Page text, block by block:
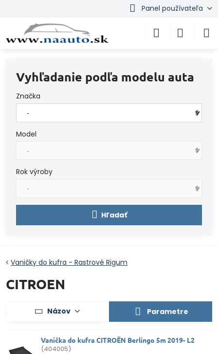
Panel používateľa
Vyhľadanie podľa modelu auta
Značka
Model
Rok výroby
Hľadať
Vaničky do kufra - Rastrové Rigum
CITROEN
Názov Parametre
Vanička do kufra CITROËN Berlingo 5m 2019- L2
(404005)